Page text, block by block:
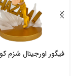
فیگور اورجینال شزم